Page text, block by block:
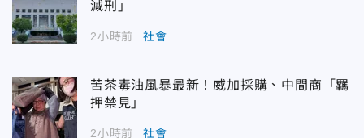
減刑」
2小時前 社會
苦茶毒油風暴最新！威加採購、中間商「羈
押禁見」
2小時前 社會